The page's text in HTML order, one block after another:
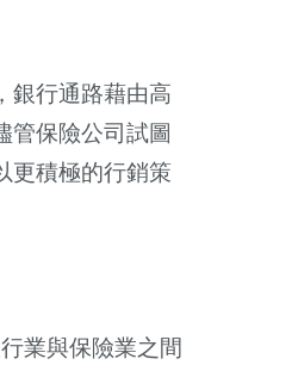
銀行通路藉由高
管保險公司試圖
更積極的行銷策
業與保險業之間